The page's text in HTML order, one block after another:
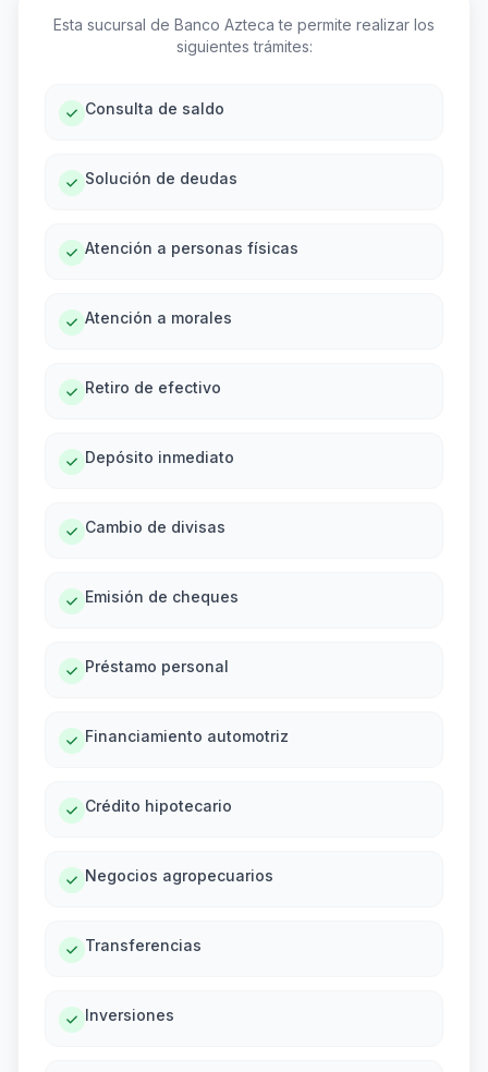
Esta sucursal de Banco Azteca te permite realizar los
siguientes trámites:
Consulta de saldo
Solución de deudas
Atención a personas físicas
Atención a morales
Retiro de efectivo
Depósito inmediato
Cambio de divisas
Emisión de cheques
Préstamo personal
Financiamiento automotriz
Crédito hipotecario
Negocios agropecuarios
Transferencias
Inversiones